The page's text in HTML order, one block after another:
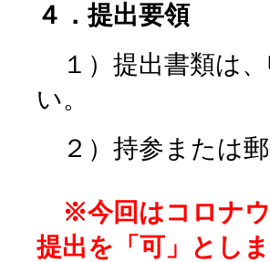
４．提出要領
１）提出書類は
い。
２）持参または
※今回はコロナウ
提出を「可」とし